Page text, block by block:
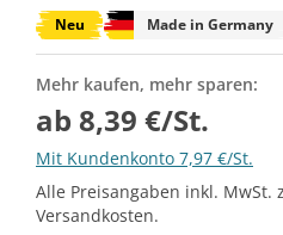
Neu
Made in Germany
Mehr kaufen, mehr sparen:
ab 8,39 €/St.
Mit Kundenkonto 7,97 €/St.
Alle Preisangaben inkl. MwSt.
Versandkosten.